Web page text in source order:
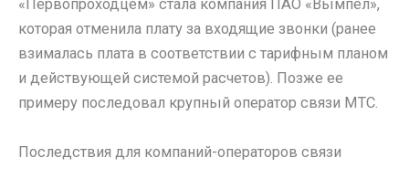
«Первопроходцем» стала компания ПАО «Вымпел»,
которая отменила плату за входящие звонки (ранее
взималась плата в соответствии с тарифным планом
и действующей системой расчетов). Позже ее
примеру последовал крупный оператор связи МТС.
Последствия для компаний-операторов связи